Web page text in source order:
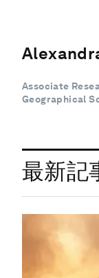
Associate
Geographical
最新記